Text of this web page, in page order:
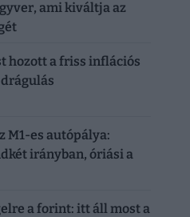
ami kiváltja az
hozott a friss inflációs
M1-es autópálya:
irányban, óriási a
a forint: itt áll most a